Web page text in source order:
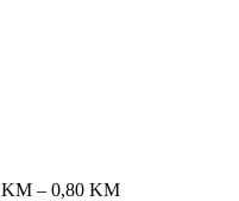
KM – 0,80 KM